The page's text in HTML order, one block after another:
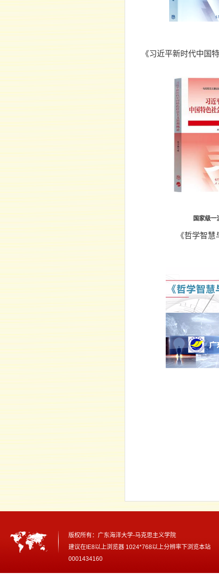
《习近平新时代中国
国家级一
《哲学智
版权所有： 广东海洋大学-马克思主义学院
建议在IE8以上浏览器 1024*768以上分辨率下浏览本站
0001434160